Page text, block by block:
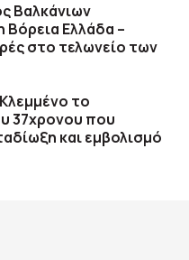
Βαλκάνιων
Ελλάδα –
στο τελωνείο των
το
37χρονου που
και εμβολισμό